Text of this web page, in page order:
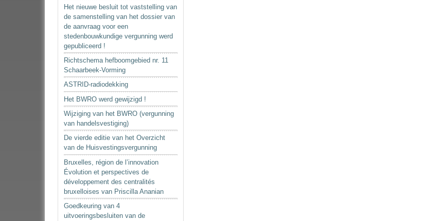
Het nieuwe besluit tot vaststelling van
de samenstelling van het dossier van
de aanvraag voor een
stedenbouwkundige vergunning werd
gepubliceerd !
Richtschema hefboomgebied nr. 11
Schaarbeek-Vorming
ASTRID-radiodekking
Het BWRO werd gewijzigd !
Wijziging van het BWRO (vergunning
van handelsvestiging)
De vierde editie van het Overzicht
van de Huisvestingsvergunning
Bruxelles, région de l’innovation
Évolution et perspectives de
développement des centralités
bruxelloises van Priscilla Ananian
Goedkeuring van 4
uitvoeringsbesluiten van de